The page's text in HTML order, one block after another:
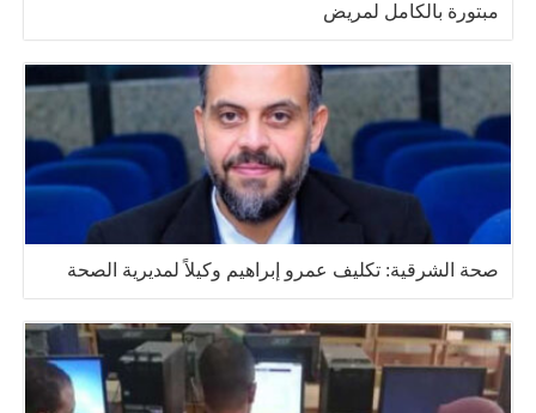
مبتورة بالكامل لمريض
صحة الشرقية: تكليف عمرو إبراهيم وكيلاً لمديرية الصحة